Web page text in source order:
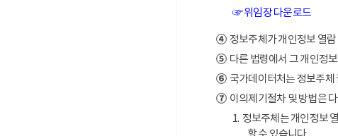
☞ 위임장 다운로드
④정보주체가 개인정보 열람
⑤다른 법령에서 그 개인정
⑥국가데이터처는 정보주체
⑦이의제기절차 및 방법은
1. 정보주체는 개인정보